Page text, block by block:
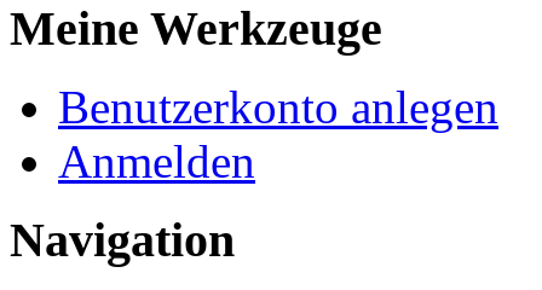
Meine Werkzeuge
Benutzerkonto anlegen
Anmelden
Navigation